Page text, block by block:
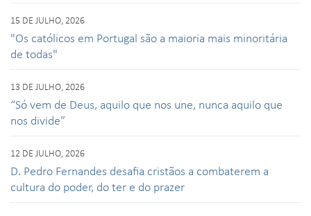
15 DE JULHO, 2026
"Os católicos em Portugal são a maioria mais minoritária
de todas"
13 DE JULHO, 2026
“Só vem de Deus, aquilo que nos une, nunca aquilo que
nos divide”
12 DE JULHO, 2026
D. Pedro Fernandes desafia cristãos a combaterem a
cultura do poder, do ter e do prazer